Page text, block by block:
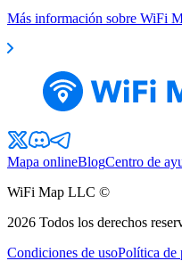
Más información sobre WiFi
Mapa onlineBlogCentro de
WiFi Map LLC ©
2026 Todos los derechos
Condiciones de usoPolítica de